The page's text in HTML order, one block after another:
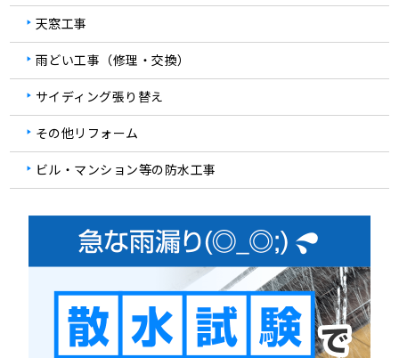
天窓工事
雨どい工事（修理・交換）
サイディング張り替え
その他リフォーム
ビル・マンション等の防水工事